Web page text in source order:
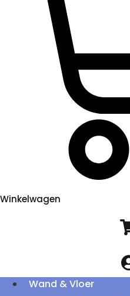
Winkelwagen
Wand & Vloer